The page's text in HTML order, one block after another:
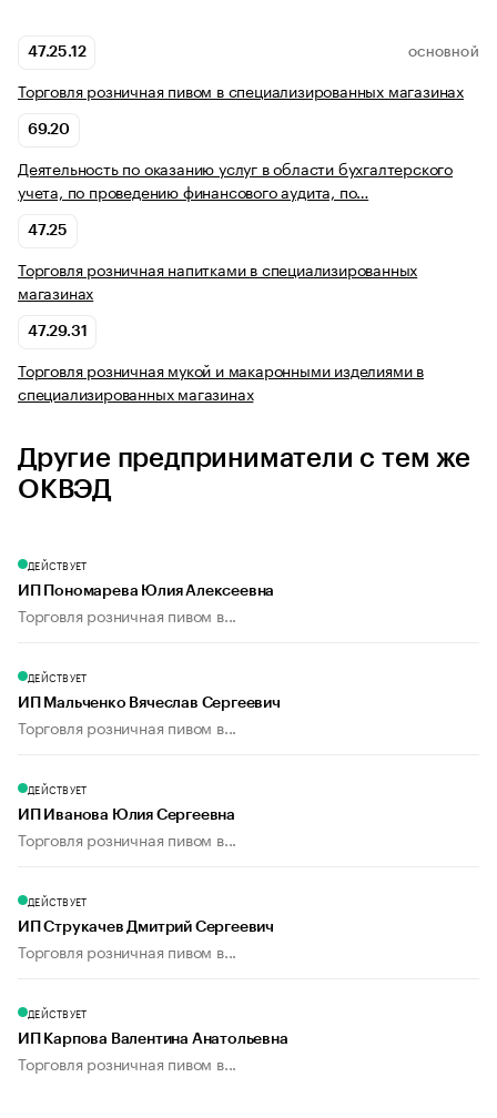
47.25.12 ОСНОВНОЙ
Торговля розничная пивом в специализированных магазинах
69.20
Деятельность по оказанию услуг в области бухгалтерского
учета, по проведению финансового аудита, по…
47.25
Торговля розничная напитками в специализированных
магазинах
47.29.31
Торговля розничная мукой и макаронными изделиями в
специализированных магазинах
Другие предприниматели с тем же
ОКВЭД
ДЕЙСТВУЕТ
ИП Пономарева Юлия Алексеевна
Торговля розничная пивом в...
ДЕЙСТВУЕТ
ИП Мальченко Вячеслав Сергеевич
Торговля розничная пивом в...
ДЕЙСТВУЕТ
ИП Иванова Юлия Сергеевна
Торговля розничная пивом в...
ДЕЙСТВУЕТ
ИП Струкачев Дмитрий Сергеевич
Торговля розничная пивом в...
ДЕЙСТВУЕТ
ИП Карпова Валентина Анатольевна
Торговля розничная пивом в...